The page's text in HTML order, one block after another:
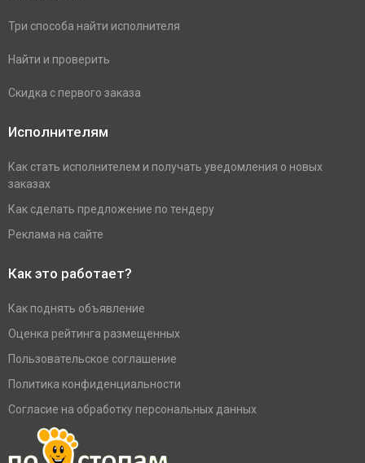
Три способа найти исполнителя
Найти и проверить
Скидка с первого заказа
Исполнителям
Как стать исполнителем и получать уведомления о новых
заказах
Как сделать предложение по тендеру
Реклама на сайте
Как это работает?
Как поднять объявление
Оценка рейтинга размещенных
Пользовательское соглашение
Политика конфиденциальности
Согласие на обработку персональных данных